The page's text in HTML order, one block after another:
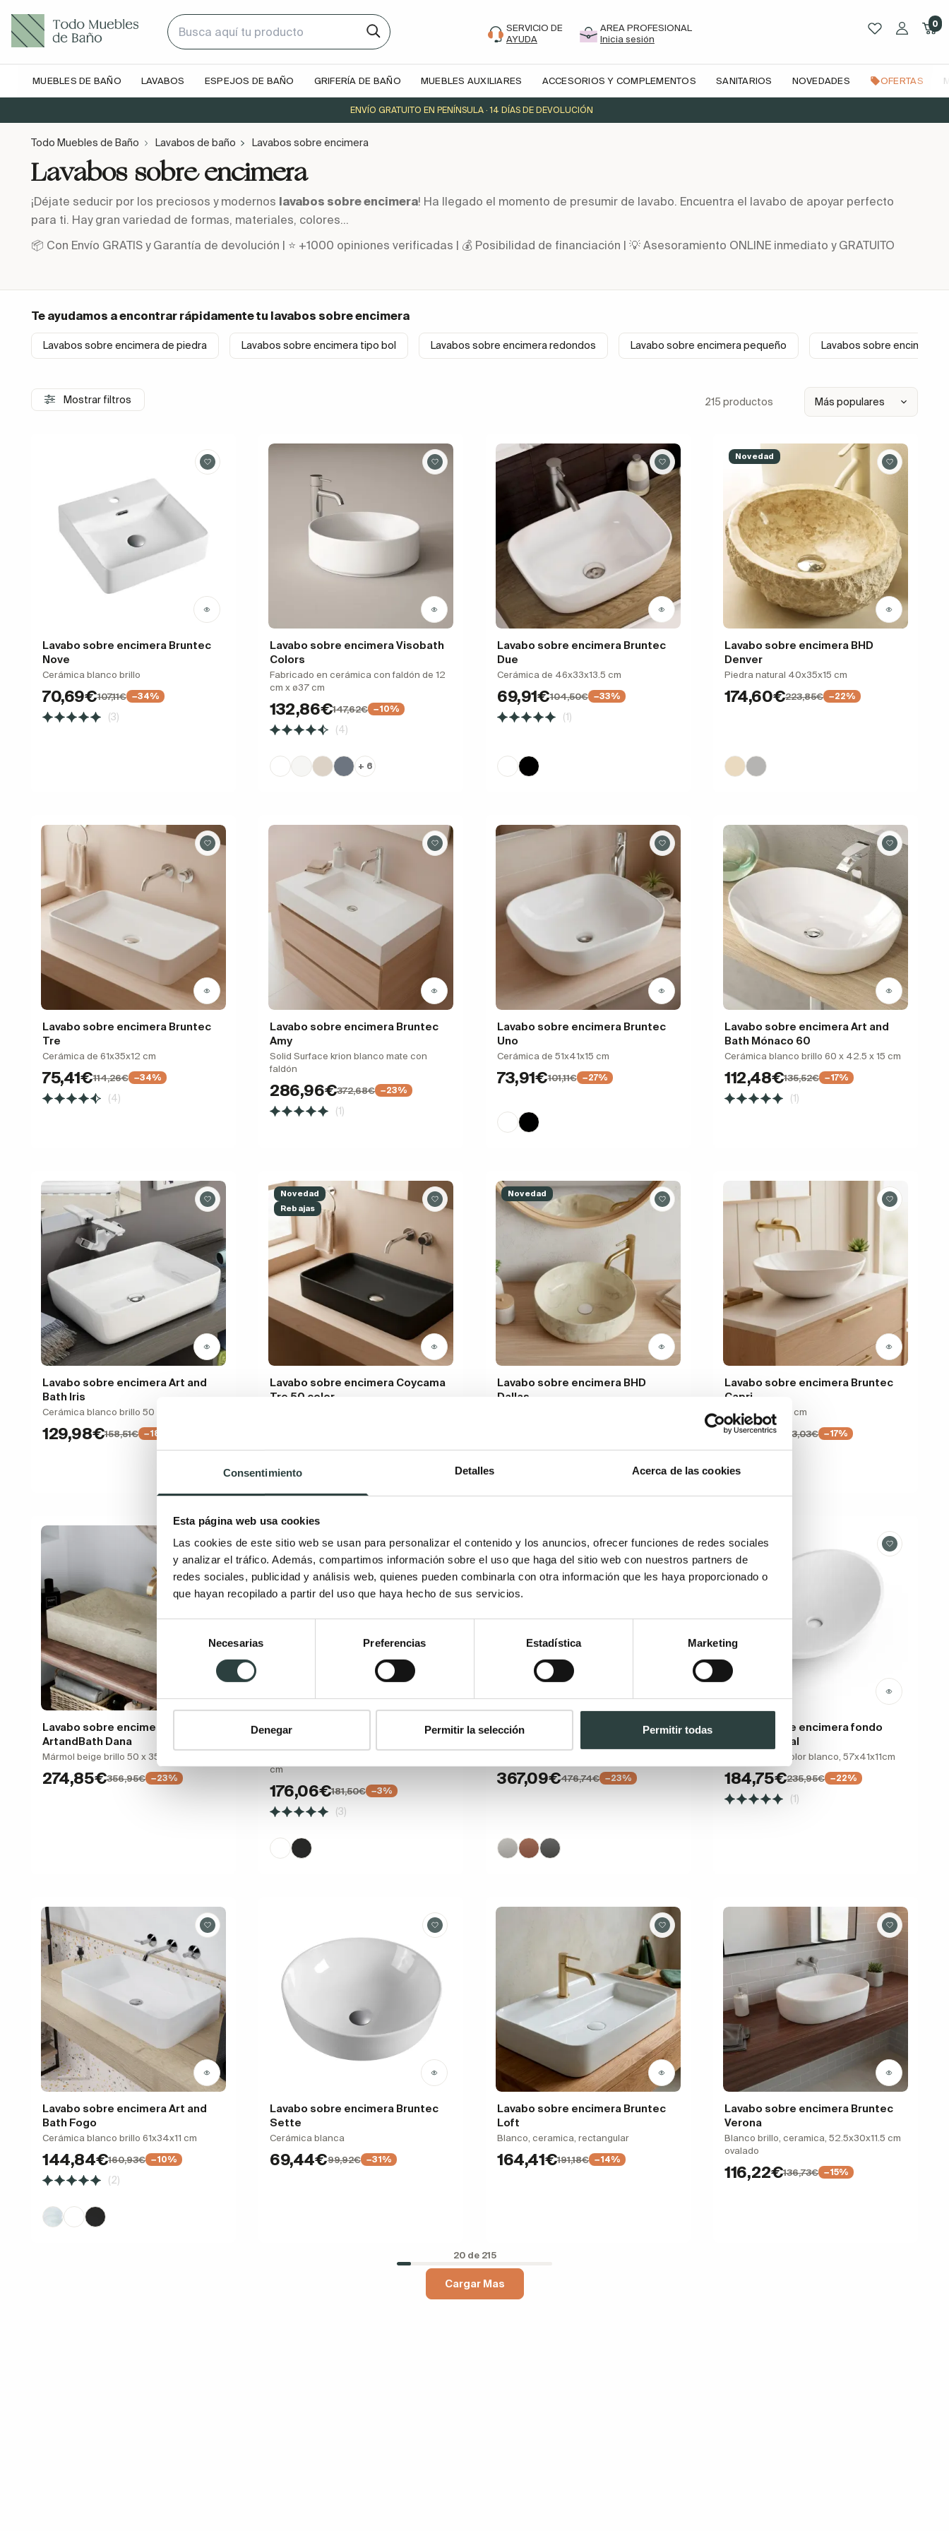
Consentimiento Detalles Acerca de las cookies
Esta página web usa cookies
Las cookies de este sitio web se usan para personalizar el contenido y los anuncios, ofrecer funciones de redes sociales
y analizar el tráfico. Además, compartimos información sobre el uso que haga del sitio web con nuestros partners de
redes sociales, publicidad y análisis web, quienes pueden combinarla con otra información que les haya proporcionado o
que hayan recopilado a partir del uso que haya hecho de sus servicios.
de
consentimiento
Necesarias Preferencias Estadística Marketing
Denegar Permitir la selección Permitir todas
SERVICIO DE
AYUDA
AREA PROFESIONAL
Inicia sesión
0
MUEBLES DE BAÑO LAVABOS ESPEJOS DE BAÑO GRIFERÍA DE BAÑO MUEBLES AUXILIARES ACCESORIOS Y COMPLEMENTOS SANITARIOS NOVEDADES OFERTAS
ENVÍO GRATUITO EN PENÍNSULA · 14 DÍAS DE DEVOLUCIÓN
Todo Muebles de Baño Lavabos de baño Lavabos sobre encimera
Lavabos sobre encimera
¡Déjate seducir por los preciosos y modernos lavabos sobre encimera! Ha llegado el momento de presumir de lavabo. Encuentra el lavabo de apoyar perfecto
para ti. Hay gran variedad de formas, materiales, colores...
📦 Con Envío GRATIS y Garantía de devolución | ⭐ +1000 opiniones verificadas | 💰 Posibilidad de financiación | 💡 Asesoramiento ONLINE inmediato y GRATUITO
Te ayudamos a encontrar rápidamente tu lavabos sobre encimera
Lavabos sobre encimera de piedra Lavabos sobre encimera tipo bol Lavabos sobre encimera redondos Lavabo sobre encimera pequeño Lavabos sobre encimera
Mostrar filtros 215 productos
Lavabo sobre encimera Bruntec
Nove
Cerámica blanco brillo
70,69€107,11€ −34%
(3)
Lavabo sobre encimera Visobath
Colors
Fabricado en cerámica con faldón de 12
cm x ø37 cm
132,86€147,62€ −10%
(4)
+ 6
Lavabo sobre encimera Bruntec
Due
Cerámica de 46x33x13.5 cm
69,91€104,50€ −33%
(1)
Novedad
Lavabo sobre encimera BHD
Denver
Piedra natural 40x35x15 cm
174,60€223,85€ −22%
Lavabo sobre encimera Bruntec
Tre
Cerámica de 61x35x12 cm
75,41€114,26€ −34%
(4)
Lavabo sobre encimera Bruntec
Amy
Solid Surface krion blanco mate con
faldón
286,96€372,68€ −23%
(1)
Lavabo sobre encimera Bruntec
Uno
Cerámica de 51x41x15 cm
73,91€101,11€ −27%
Lavabo sobre encimera Art and
Bath Mónaco 60
Cerámica blanco brillo 60 x 42.5 x 15 cm
112,48€135,52€ −17%
(1)
Lavabo sobre encimera Art and
Bath Iris
Cerámica blanco brillo 50 x 40 x 13.5 cm
129,98€158,51€ −18%
Novedad
Rebajas
Lavabo sobre encimera Coycama
Tre 50 color
Novedad
Lavabo sobre encimera BHD
Dallas
Lavabo sobre encimera Bruntec
Capri
Ceramica, 41 Ø cm
143,61€ 173,03€ −17%
Lavabo sobre encimera
ArtandBath Dana
Mármol beige brillo 50 x 35 x 12 cm
274,85€356,95€ −23%
Lavabo sobre encimera Art and
cm
176,06€181,50€ −3%
(3)
Lavabo sobre encimera Bruntec
367,09€476,74€ −23%
Rebajas
Lavabo sobre encimera fondo
Coycama Oval
Solid surface color blanco, 57x41x11cm
184,75€235,95€ −22%
(1)
Lavabo sobre encimera Art and
Bath Fogo
Cerámica blanco brillo 61x34x11 cm
144,84€160,93€ −10%
(2)
Lavabo sobre encimera Bruntec
Sette
Cerámica blanca
69,44€99,92€ −31%
Lavabo sobre encimera Bruntec
Loft
Blanco, ceramica, rectangular
164,41€191,18€ −14%
Lavabo sobre encimera Bruntec
Verona
Blanco brillo, ceramica, 52.5x30x11.5 cm
ovalado
116,22€136,73€ −15%
20 de 215
Cargar Mas